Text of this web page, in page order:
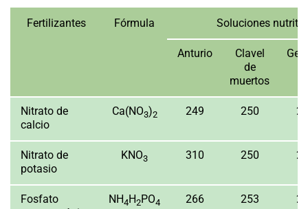
Fertilizantes Fórmula Soluciones
Anturio
Clavel
de
muertos
Nitrato de
calcio
Ca(NO3)2 249 250
Nitrato de
potasio
KNO3 310 250
Fosfato
NH4H2PO4 266 253